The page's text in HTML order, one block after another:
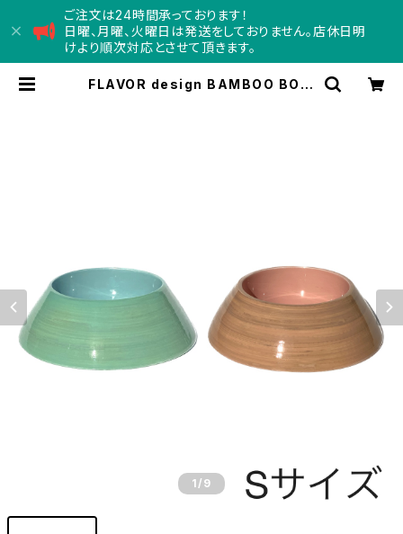
ご注文は24時間承っております！
日曜、月曜、火曜日は発送をしておりません。店休日明
けより順次対応とさせて頂きます。
FLAVOR design BAMBOO BOW
1 /9